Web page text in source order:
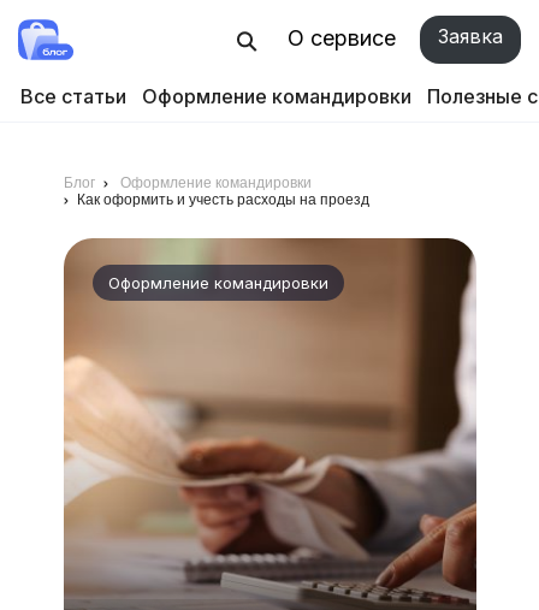
О сервисе Заявка
Все статьи Оформление командировки Полезные
Блог
Оформление командировки
Как оформить и учесть расходы на проезд
Оформление командировки